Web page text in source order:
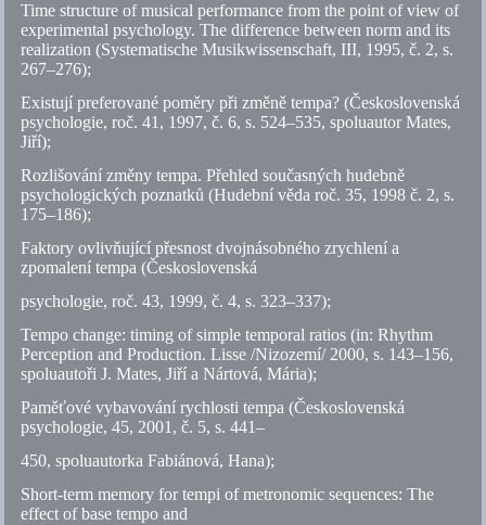
Time structure of musical performance from the point of view of
experimental psychology. The difference between norm and its
realization (Systematische Musikwissenschaft, III, 1995,č. 2, s.
267–276);
Existují preferované poměry při změně tempa? (Československá
psychologie, roč. 41, 1997,č. 6, s. 524–535, spoluautor Mates,
Jiří);
Rozlišování změny tempa. Přehled současných hudebně
psychologických poznatků (Hudební věda roč. 35, 1998č. 2, s.
175–186);
Faktory ovlivňující přesnost dvojnásobného zrychlení a
zpomalení tempa (Československá
psychologie, roč. 43, 1999,č. 4, s. 323–337);
Tempo change: timing of simple temporal ratios (in: Rhythm
Perception and Production. Lisse /Nizozemí/ 2000, s. 143–156,
spoluautoři J. Mates, Jiří a Nártová, Mária);
Paměťové vybavování rychlosti tempa (Československá
psychologie, 45, 2001,č. 5, s. 441–
450, spoluautorka Fabiánová, Hana);
Short-term memory for tempi of metronomic sequences: The
effect of base tempo and